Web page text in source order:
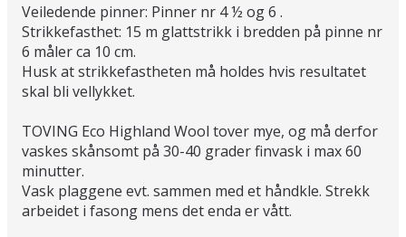
Veiledende pinner: Pinner nr 4 ½ og 6 .
Strikkefasthet: 15 m glattstrikk i bredden på pinne nr
6 måler ca 10 cm.
Husk at strikkefastheten må holdes hvis resultatet
skal bli vellykket.
TOVING Eco Highland Wool tover mye, og må derfor
vaskes skånsomt på 30-40 grader finvask i max 60
minutter.
Vask plaggene evt. sammen med et håndkle. Strekk
arbeidet i fasong mens det enda er vått.